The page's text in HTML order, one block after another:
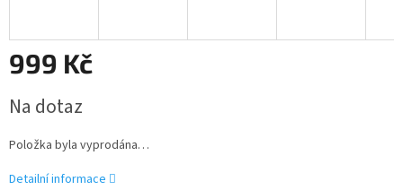
999 Kč
cena:
Na dotaz
Položka byla vyprodána…
Detailní informace